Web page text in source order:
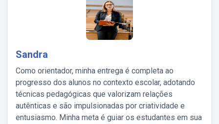
Sandra
Como orientador, minha entrega é completa ao
progresso dos alunos no contexto escolar, adotando
técnicas pedagógicas que valorizam relações
autênticas e são impulsionadas por criatividade e
entusiasmo. Minha meta é guiar os estudantes em sua